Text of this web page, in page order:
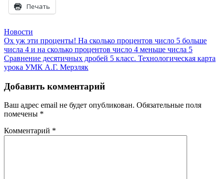
Печать
Новости
Навигация
по
записям
Ох уж эти проценты! На сколько процентов число 5 больше
числа 4 и на сколько процентов число 4 меньше числа 5
Сравнение десятичных дробей 5 класс. Технологическая карта
урока УМК А.Г. Мерзляк
Добавить комментарий
Ваш адрес email не будет опубликован. Обязательные поля
помечены *
Комментарий *